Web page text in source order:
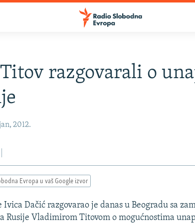
razgovarali o
2012.
Evropa u vaš Google izvor
Dačić razgovarao je danas u Beogradu sa
Rusije Vladimirom Titovom o mogućnostima